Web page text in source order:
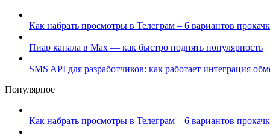
Как набрать просмотры в Телеграм – 6 вариантов
Пиар канала в Max — как быстро поднять популярность
SMS API для разработчиков: как работает интеграция
Популярное
Как набрать просмотры в Телеграм – 6 вариантов